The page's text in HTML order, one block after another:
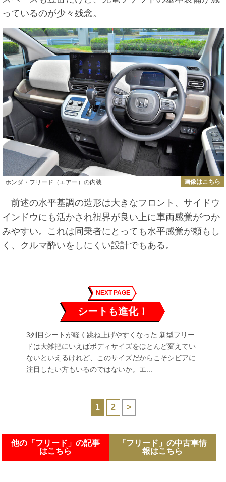
っているのが少々残念。
ホンダ・フリード（エアー）の内装 画像はこちら
前述の水平基調の造形は大きなフロント、サイドウ
インドウにも活かされ視界が良い上に車両感覚がつか
みやすい。これは同乗者にとっても水平感覚が頼もし
く、クルマ酔いをしにくい設計でもある。
NEXT PAGE
シートも進化！
3列目シートが軽く跳ね上げやすくなった 新型フリー
ドは大雑把にいえばボディサイズをほとんど変えてい
ないといえるけれど、このサイズだからこそシビアに
注目したい方もいるのではないか。エ...
1 2 >
他の「フリード」の記事
はこちら
「フリード」の中古車情
報はこちら